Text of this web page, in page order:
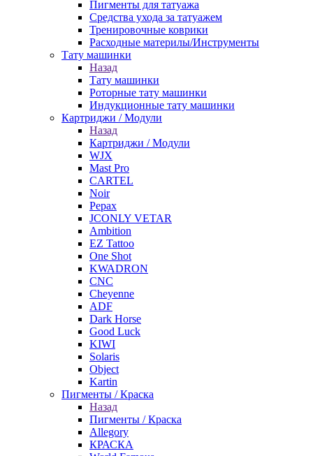
Пигменты для татуажа
Средства ухода за татуажем
Тренировочные коврики
Расходные материлы/Инструменты
Тату машинки
Назад
Тату машинки
Роторные тату машинки
Индукционные тату машинки
Картриджи / Модули
Назад
Картриджи / Модули
WJX
Mast Pro
CARTEL
Noir
Pepax
JCONLY VETAR
Ambition
EZ Tattoo
One Shot
KWADRON
CNC
Cheyenne
ADF
Dark Horse
Good Luck
KIWI
Solaris
Object
Kartin
Пигменты / Краска
Назад
Пигменты / Краска
Allegory
КРАСКА